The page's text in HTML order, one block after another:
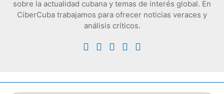
sobre la actualidad cubana y temas de interés global. En
CiberCuba trabajamos para ofrecer noticias veraces y
análisis críticos.